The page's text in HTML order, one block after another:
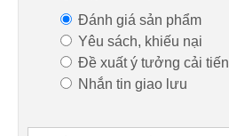
Đánh giá sản phẩm
Yêu sách, khiếu nại
Đề xuất ý tưởng cải tiến
Nhắn tin giao lưu